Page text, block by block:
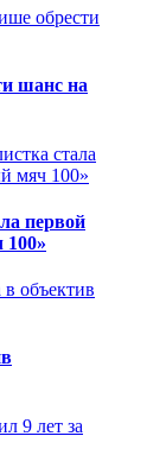
шанс на
первой